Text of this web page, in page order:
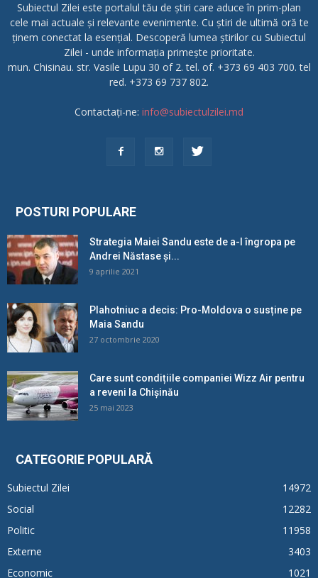
Subiectul Zilei este portalul tău de știri care aduce în prim-plan
cele mai actuale și relevante evenimente. Cu știri de ultimă oră te
ținem conectat la esențial. Descoperă lumea știrilor cu Subiectul
Zilei - unde informația primește prioritate.
mun. Chisinau. str. Vasile Lupu 30 of 2. tel. of. +373 69 403 700. tel
red. +373 69 737 802.
Contactați-ne: info@subiectulzilei.md
POSTURI POPULARE
Strategia Maiei Sandu este de a-l îngropa pe
Andrei Năstase și...
9 aprilie 2021
Plahotniuc a decis: Pro-Moldova o susține pe
Maia Sandu
27 octombrie 2020
Care sunt condițiile companiei Wizz Air pentru
a reveni la Chișinău
25 mai 2023
CATEGORIE POPULARĂ
Subiectul Zilei
14972
Social
12282
Politic
11958
Externe
3403
Economic
1021